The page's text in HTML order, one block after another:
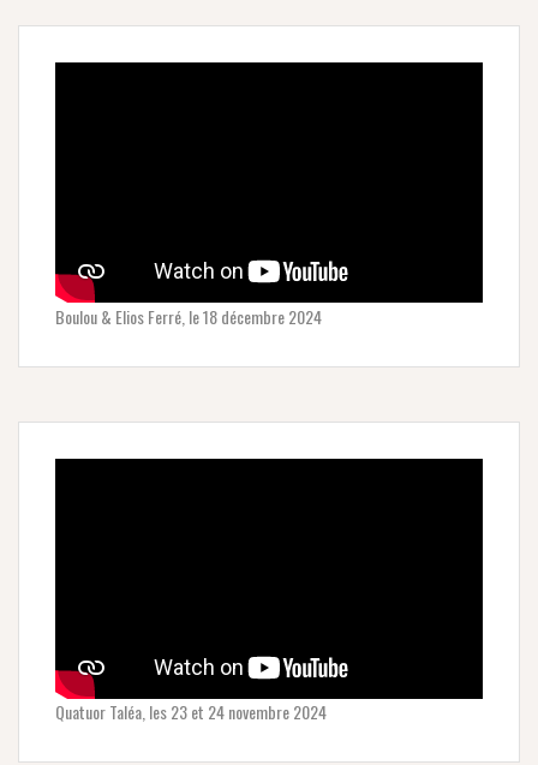
Boulou & Elios Ferré, le 18 décembre 2024
Quatuor Taléa, les 23 et 24 novembre 2024